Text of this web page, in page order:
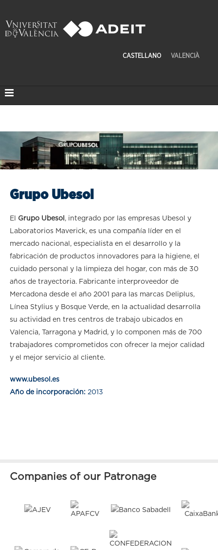
CASTELLANO VALENCIÀ
Grupo Ubesol
El Grupo Ubesol , integrado por las empresas Ubesol y
Laboratorios Maverick, es una compañía líder en el
mercado nacional, especialista en el desarrollo y la
fabricación de productos innovadores para la higiene, el
cuidado personal y la limpieza del hogar, con más de 30
años de trayectoria. Fabricante interproveedor de
Mercadona desde el año 2001 para las marcas Deliplus,
Línea Stylius y Bosque Verde, en la actualidad desarrolla
su actividad en tres centros de trabajo ubicados en
Valencia, Tarragona y Madrid, y lo componen más de 700
trabajadores comprometidos con ofrecer la mejor calidad
y el mejor servicio al cliente.
www.ubesol.es
Año de incorporación: 2013
Companies of our Patronage